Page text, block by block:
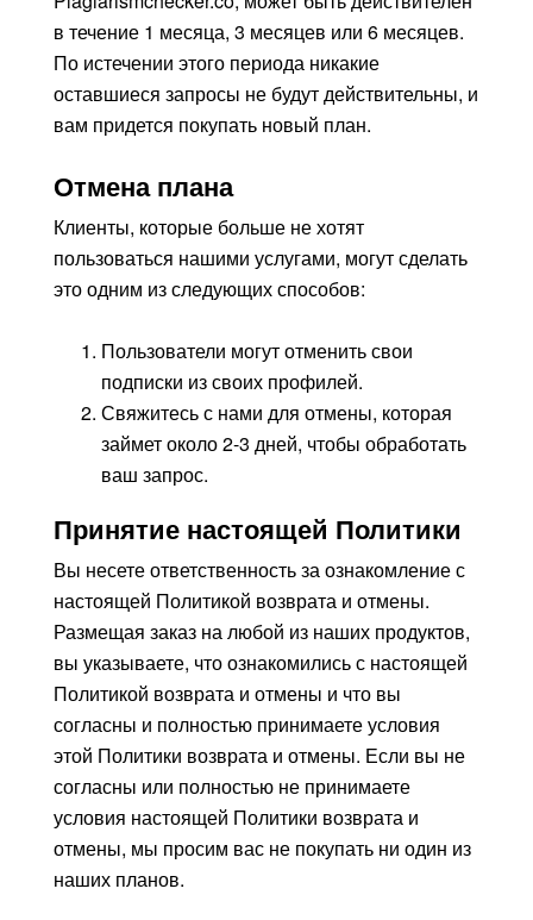
в течение 1 месяца, 3 месяцев или 6 месяцев.
По истечении этого периода никакие
оставшиеся запросы не будут действительны, и
вам придется покупать новый план.
Отмена плана
Клиенты, которые больше не хотят
пользоваться нашими услугами, могут сделать
это одним из следующих способов:
Пользователи могут отменить свои
подписки из своих профилей.
Свяжитесь с нами для отмены, которая
займет около 2-3 дней, чтобы обработать
ваш запрос.
Принятие настоящей Политики
Вы несете ответственность за ознакомление с
настоящей Политикой возврата и отмены.
Размещая заказ на любой из наших продуктов,
вы указываете, что ознакомились с настоящей
Политикой возврата и отмены и что вы
согласны и полностью принимаете условия
этой Политики возврата и отмены. Если вы не
согласны или полностью не принимаете
условия настоящей Политики возврата и
отмены, мы просим вас не покупать ни один из
наших планов.